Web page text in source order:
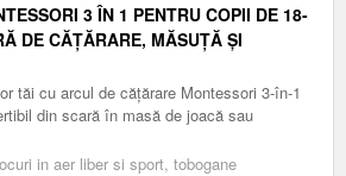
3 ÎN 1 PENTRU COPII DE 18-
DE CĂȚĂRARE, MĂSUȚĂ ȘI
| AOSOM ROMANIA
tăi cu arcul de cățărare Montessori 3-în-1
din scară în masă de joacă sau
in aer liber si sport, tobogane